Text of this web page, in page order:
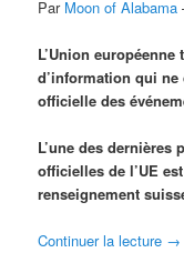
Par Moon of Alabama
L’Union
d’information qui
officielle des
L’une des dernières
officielles de l’UE
renseignement
Continuer la lecture →